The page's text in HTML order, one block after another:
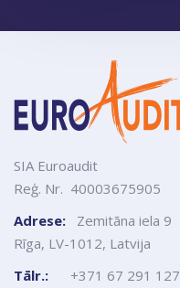
SIA Euroaudit
Reģ. Nr. 40003675905
Adrese: Zemitāna iela 9
Rīga, LV-1012, Latvija
Tālr.: +371 67 291 127